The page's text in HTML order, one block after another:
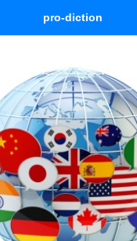
pro-diction